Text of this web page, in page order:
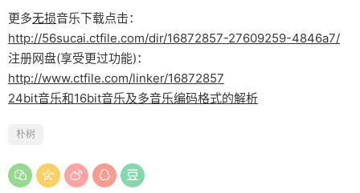
更多无损音乐下载点击：
http://56sucai.ctfile.com/dir/16872857-27609259-4846a7/
注册网盘(享受更过功能)：
http://www.ctfile.com/linker/16872857
24bit音乐和16bit音乐及多音乐编码格式的解析
朴树